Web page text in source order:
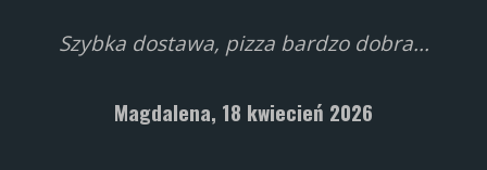
Szybka dostawa, pizza bardzo dobra...
Magdalena, 18 kwiecień 2026